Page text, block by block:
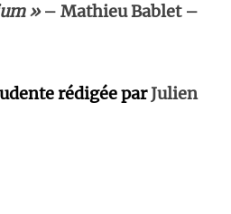
»– Mathieu Bablet –
rédigée parJulien